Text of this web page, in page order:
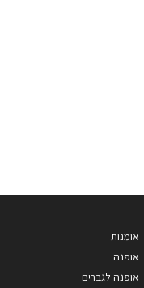
אומנות
אופנה
אופנה לגברים